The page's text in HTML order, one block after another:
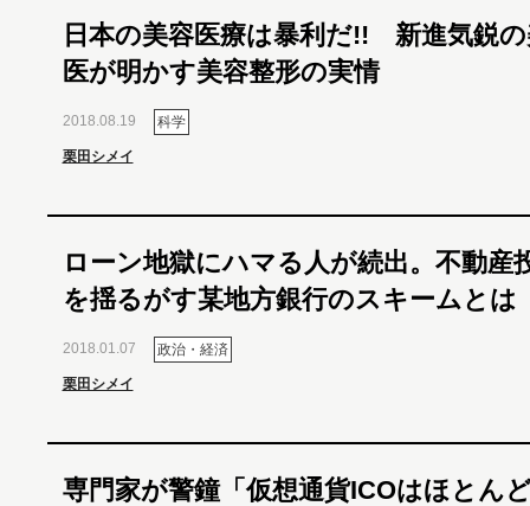
日本の美容医療は暴利だ!! 新進気鋭の
医が明かす美容整形の実情
2018.08.19 科学
栗田シメイ
ローン地獄にハマる人が続出。不動産
を揺るがす某地方銀行のスキームとは
2018.01.07 政治・経済
栗田シメイ
専門家が警鐘「仮想通貨ICOはほとん